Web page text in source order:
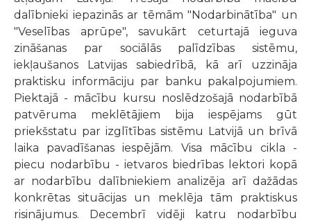
dalībnieki iepazinās ar tēmām "Nodarbinātība" un
"Veselības aprūpe", savukārt ceturtajā ieguva
zināšanas par sociālās palīdzības sistēmu,
iekļaušanos Latvijas sabiedrībā, kā arī uzzināja
praktisku informāciju par banku pakalpojumiem.
Piektajā - mācību kursu noslēdzošajā nodarbībā
patvēruma meklētājiem bija iespējams gūt
priekšstatu par izglītības sistēmu Latvijā un brīvā
laika pavadīšanas iespējām. Visa mācību cikla -
piecu nodarbību - ietvaros biedrības lektori kopā
ar nodarbību dalībniekiem analizēja arī dažādas
konkrētas situācijas un meklēja tām praktiskus
risinājumus. Decembrī vidēji katru nodarbību